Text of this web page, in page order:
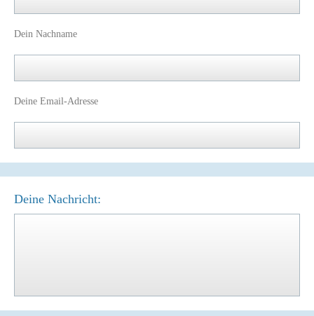
Dein Nachname
Deine Email-Adresse
Deine Nachricht: